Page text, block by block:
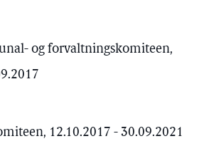
og forvaltningskomiteen,
12.10.2017 - 30.09.2021